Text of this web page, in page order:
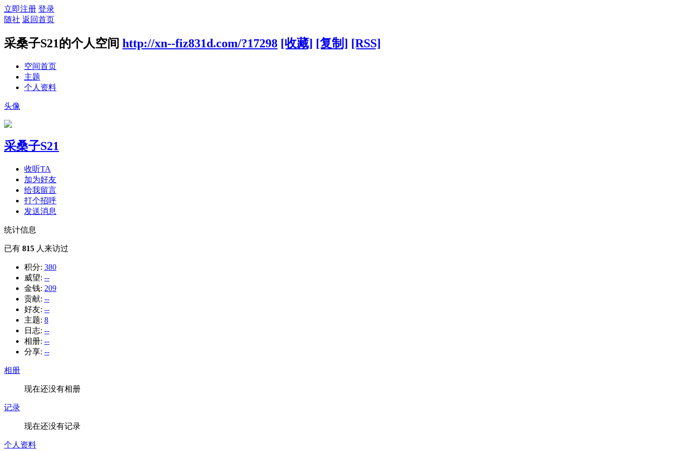
立即注册 登录
随社 返回首页
采桑子S21的个人空间 http://xn--fiz831d.com/?17298 [收藏] [复制] [RSS]
空间首页
主题
个人资料
头像
采桑子S21
收听TA
加为好友
给我留言
打个招呼
发送消息
统计信息
已有 815 人来访过
积分: 380
威望: --
金钱: 209
贡献: --
好友: --
主题: 8
日志: --
相册: --
分享: --
相册
现在还没有相册
记录
现在还没有记录
个人资料